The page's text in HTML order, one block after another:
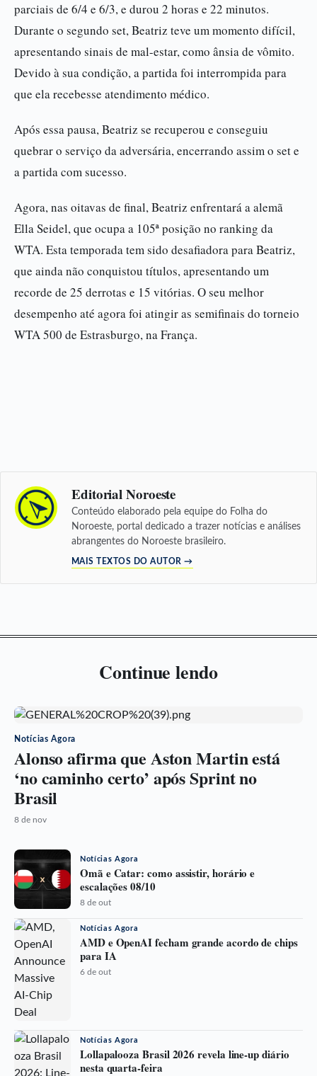
parciais de 6/4 e 6/3, e durou 2 horas e 22 minutos.
Durante o segundo set, Beatriz teve um momento difícil,
apresentando sinais de mal-estar, como ânsia de vômito.
Devido à sua condição, a partida foi interrompida para
que ela recebesse atendimento médico.
Após essa pausa, Beatriz se recuperou e conseguiu
quebrar o serviço da adversária, encerrando assim o set e
a partida com sucesso.
Agora, nas oitavas de final, Beatriz enfrentará a alemã
Ella Seidel, que ocupa a 105ª posição no ranking da
WTA. Esta temporada tem sido desafiadora para Beatriz,
que ainda não conquistou títulos, apresentando um
recorde de 25 derrotas e 15 vitórias. O seu melhor
desempenho até agora foi atingir as semifinais do torneio
WTA 500 de Estrasburgo, na França.
Editorial Noroeste
Conteúdo elaborado pela equipe do Folha do
Noroeste, portal dedicado a trazer notícias e análises
abrangentes do Noroeste brasileiro.
MAIS TEXTOS DO AUTOR →
Continue lendo
Notícias Agora
Alonso afirma que Aston Martin está
‘no caminho certo’ após Sprint no
Brasil
8 de nov
Notícias Agora
Omã e Catar: como assistir, horário e
escalações 08/10
8 de out
Notícias Agora
AMD e OpenAI fecham grande acordo de chips
para IA
6 de out
Notícias Agora
Lollapalooza Brasil 2026 revela line-up diário
nesta quarta-feira